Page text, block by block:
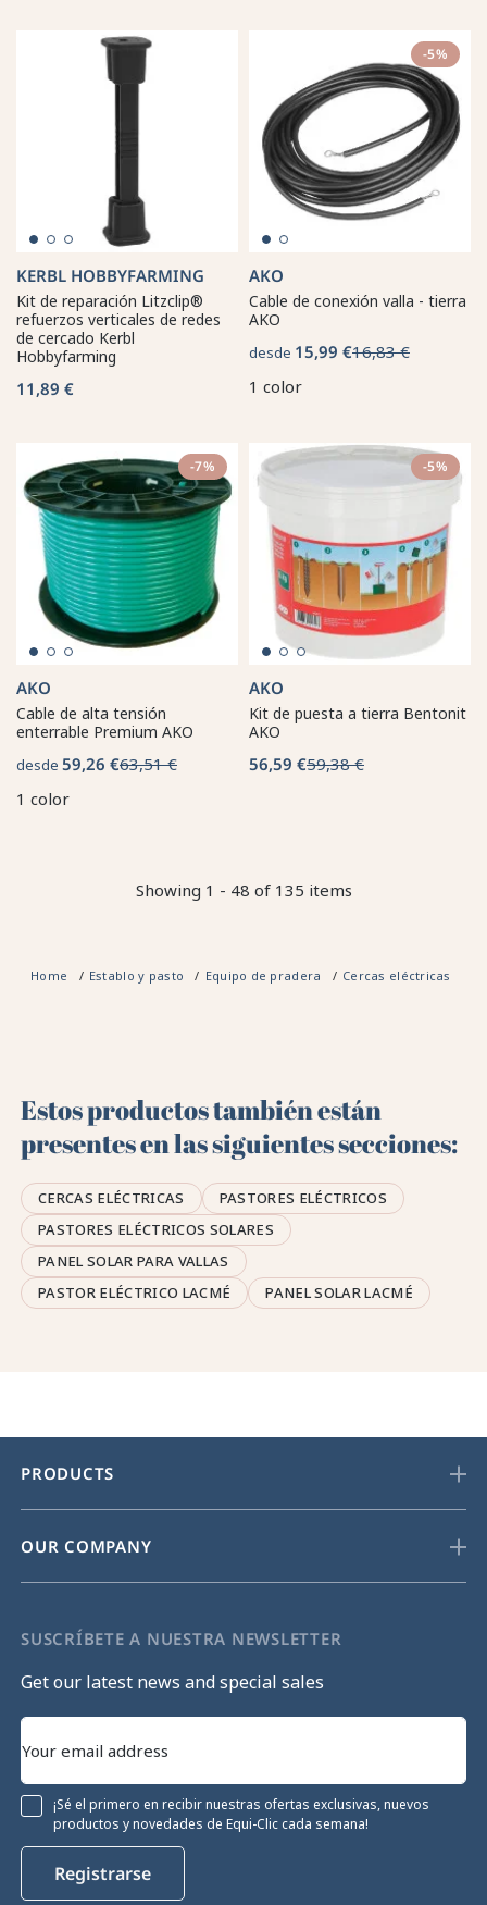
KERBL HOBBYFARMING
Kit de reparación Litzclip®
refuerzos verticales de redes
de cercado Kerbl
Hobbyfarming
11,89 €
-5%
AKO
Cable de conexión valla - tierra
AKO
desde 15,99 €16,83 €
1 color
-7%
AKO
Cable de alta tensión
enterrable Premium AKO
desde 59,26 €63,51 €
1 color
-5%
AKO
Kit de puesta a tierra Bentonit
AKO
56,59 €59,38 €
Showing 1 - 48 of 135 items
Home Establo y pasto Equipo de pradera Cercas eléctricas
Estos productos también están
presentes en las siguientes secciones:
CERCAS ELÉCTRICAS
PASTORES ELÉCTRICOS
PASTORES ELÉCTRICOS SOLARES
PANEL SOLAR PARA VALLAS
PASTOR ELÉCTRICO LACMÉ
PANEL SOLAR LACMÉ
PRODUCTS
OUR COMPANY
SUSCRÍBETE A NUESTRA NEWSLETTER
Get our latest news and special sales
¡Sé el primero en recibir nuestras ofertas exclusivas, nuevos
productos y novedades de Equi-Clic cada semana!
Registrarse